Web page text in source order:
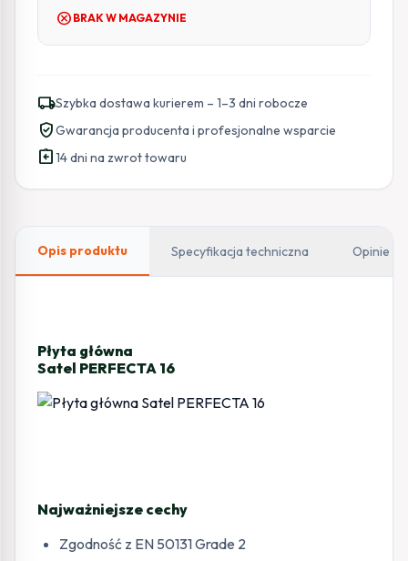
cancel BRAK W MAGAZYNIE
local_shippingSzybka dostawa kurierem – 1–3 dni robocze
verified_userGwarancja producenta i profesjonalne wsparcie
assignment_return14 dni na zwrot towaru
Opis produktu Specyfikacja techniczna Opinie
Płyta główna
Satel PERFECTA 16
Najważniejsze cechy
Zgodność z EN 50131 Grade 2